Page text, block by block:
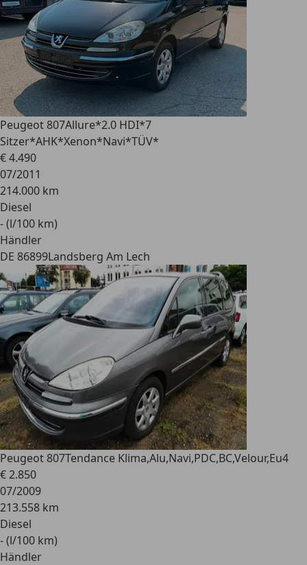
Peugeot 807Allure*2.0 HDI*7
Sitzer*AHK*Xenon*Navi*TÜV*
€ 4.490
07/2011
214.000 km
Diesel
- (l/100 km)
Händler
DE 86899Landsberg Am Lech
Peugeot 807Tendance Klima,Alu,Navi,PDC,BC,Velour,Eu4
€ 2.850
07/2009
213.558 km
Diesel
- (l/100 km)
Händler